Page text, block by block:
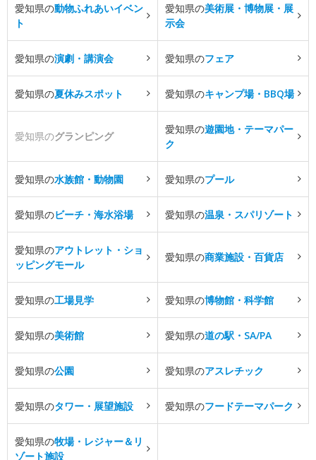
愛知県の動物ふれあいイベン
ト
愛知県の美術展・博物展・展
示会
愛知県の演劇・講演会 愛知県のフェア
愛知県の夏休みスポット 愛知県のキャンプ場・BBQ場
愛知県のグランピング
愛知県の遊園地・テーマパー
ク
愛知県の水族館・動物園 愛知県のプール
愛知県のビーチ・海水浴場 愛知県の温泉・スパリゾート
愛知県のアウトレット・ショ
ッピングモール
愛知県の商業施設・百貨店
愛知県の工場見学 愛知県の博物館・科学館
愛知県の美術館 愛知県の道の駅・SA/PA
愛知県の公園 愛知県のアスレチック
愛知県のタワー・展望施設 愛知県のフードテーマパーク
愛知県の牧場・レジャー＆リ
ゾート施設